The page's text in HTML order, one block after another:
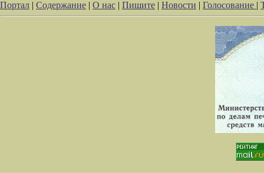
Портал | Содержание | О нас | Пишите | Новости | Голосование |